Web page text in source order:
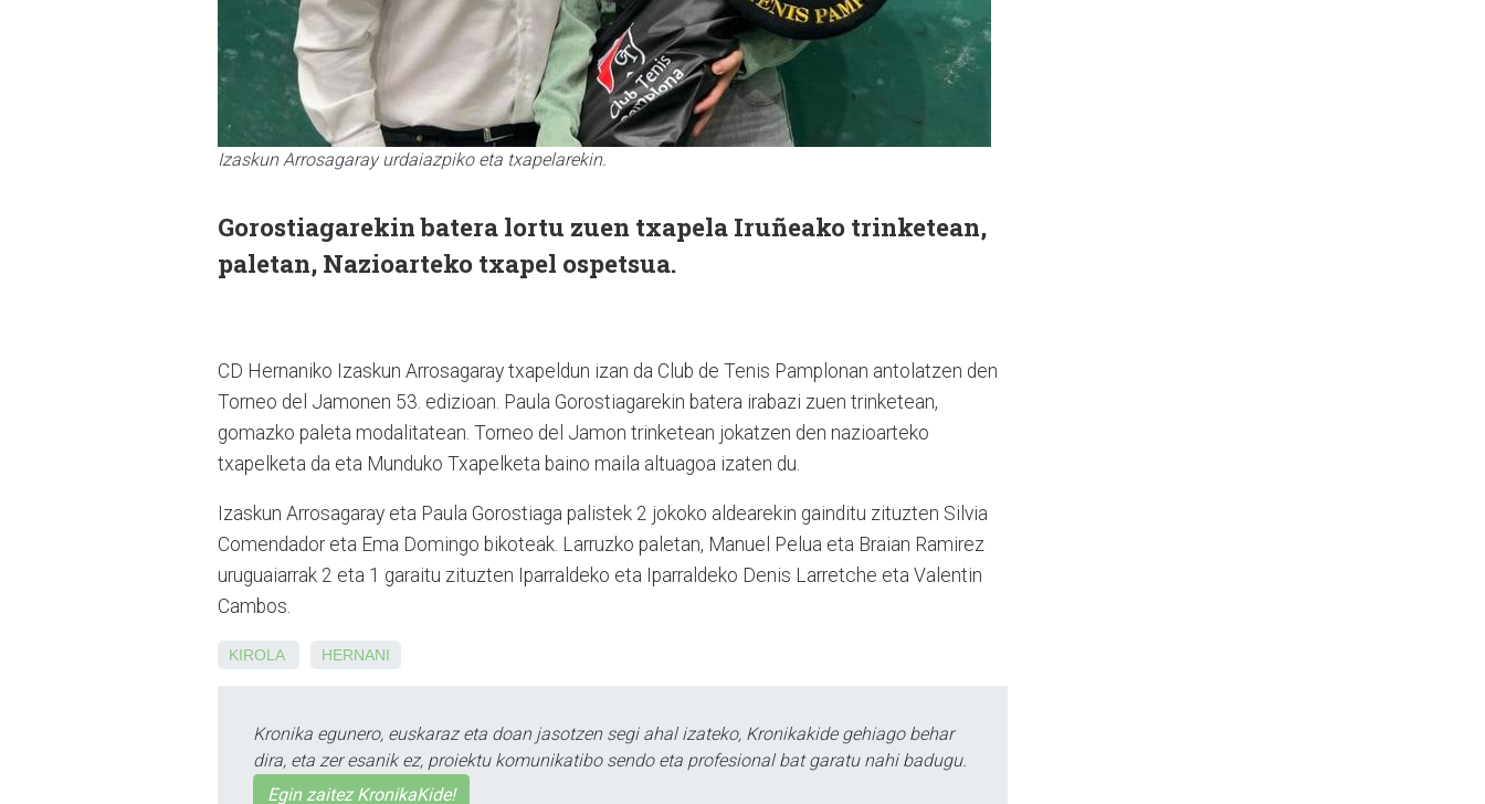
Izaskun Arrosagaray urdaiazpiko eta txapelarekin.
Gorostiagarekin batera lortu zuen txapela Iruñeako trinketean,
paletan, Nazioarteko txapel ospetsua.
CD Hernaniko Izaskun Arrosagaray txapeldun izan da Club de Tenis Pamplonan antolatzen den
Torneo del Jamonen 53. edizioan. Paula Gorostiagarekin batera irabazi zuen trinketean,
gomazko paleta modalitatean. Torneo del Jamon trinketean jokatzen den nazioarteko
txapelketa da eta Munduko Txapelketa baino maila altuagoa izaten du.
Izaskun Arrosagaray eta Paula Gorostiaga palistek 2 jokoko aldearekin gainditu zituzten Silvia
Comendador eta Ema Domingo bikoteak. Larruzko paletan, Manuel Pelua eta Braian Ramirez
uruguaiarrak 2 eta 1 garaitu zituzten Iparraldeko eta Iparraldeko Denis Larretche eta Valentin
Cambos.
KIROLA HERNANI
Kronika egunero, euskaraz eta doan jasotzen segi ahal izateko, Kronikakide gehiago behar
dira, eta zer esanik ez, proiektu komunikatibo sendo eta profesional bat garatu nahi badugu.
Egin zaitez KronikaKide!